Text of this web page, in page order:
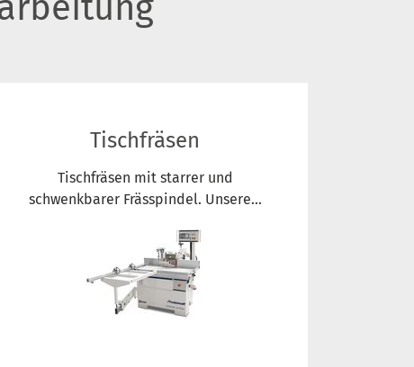
Tischfräsen
Tischfräsen mit starrer und
schwenkbarer Frässpindel. Unsere...